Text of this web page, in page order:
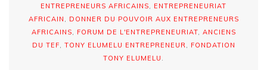
ENTREPRENEURS AFRICAINS, ENTREPRENEURIAT
AFRICAIN , DONNER DU POUVOIR AUX ENTREPRENEURS
AFRICAINS, FORUM DE L'ENTREPRENEURIAT, ANCIENS
DU TEF, TONY ELUMELU ENTREPRENEUR, FONDATION
TONY ELUMELU .